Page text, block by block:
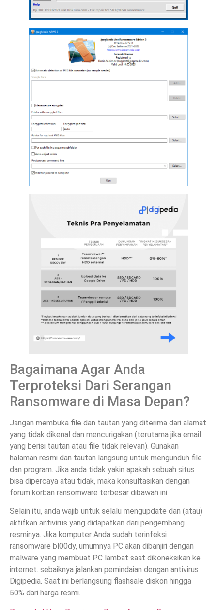
Bagaimana Agar Anda
Terproteksi Dari Serangan
Ransomware di Masa Depan?
Jangan membuka file dan tautan yang diterima dari alamat
yang tidak dikenal dan mencurigakan (terutama jika email
yang berisi tautan atau file tidak relevan). Gunakan
halaman resmi dan tautan langsung untuk mengunduh file
dan program. Jika anda tidak yakin apakah sebuah situs
bisa dipercaya atau tidak, maka konsultasikan dengan
forum korban ransomware terbesar dibawah ini:
Selain itu, anda wajib untuk selalu mengupdate dan (atau)
aktifkan antivirus yang didapatkan dari pengembang
resminya. Jika komputer Anda sudah terinfeksi
ransomware bl00dy, umumnya PC akan dibanjiri dengan
malware yang membuat PC lambat saat dikoneksikan ke
internet. sebaiknya jalankan pemindaian dengan antivirus
Digipedia. Saat ini berlangsung flashsale diskon hingga
50% dari harga resmi.